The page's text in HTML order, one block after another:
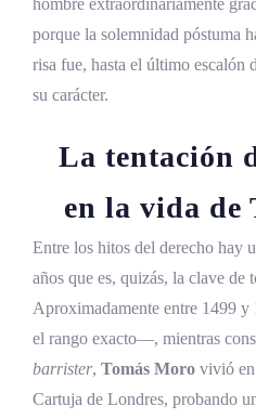
hombre extraordinariamente
porque la solemnidad póstuma
risa fue, hasta el último escalón
su carácter.
La tentación
en la vida de
Entre los hitos del derecho hay
años que es, quizás, la clave de
Aproximadamente entre 1499
el rango exacto—, mientras
barrister, Tomás Moro vivió en
Cartuja de Londres, probando